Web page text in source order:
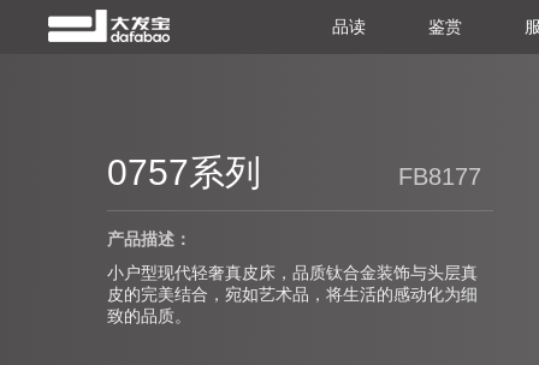
品读 鉴赏
0757系列 FB8177
产品描述：
小户型现代轻奢真皮床，品质钛合金装饰与头层真
皮的完美结合，宛如艺术品，将生活的感动化为细
致的品质。